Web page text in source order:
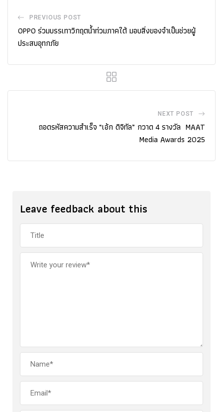
PREVIOUS POST
OPPO ร่วมบรรเทาวิกฤตน้ำท่วมภาคใต้ มอบสิ่งของจำเป็นช่วยผู้
ประสบอุทกภัย
NEXT POST
ถอดรหัสความสำเร็จ “เอ้ก ดิจิทัล” กวาด 4 รางวัล MAAT
Media Awards 2025
Leave feedback about this